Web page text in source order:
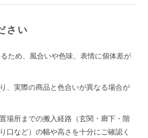
さい
ため、風合いや色味、表情に個体差が
、実際の商品と色合いが異なる場合が
場所までの搬入経路（玄関・廊下・階
口など）の幅や高さを十分にご確認く